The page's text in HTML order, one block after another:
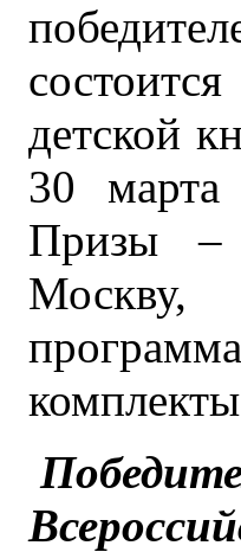
детской
30 марта
Призы –
Москву,